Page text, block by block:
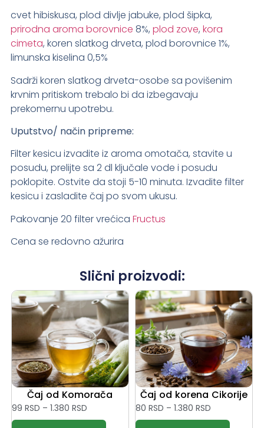
cvet hibiskusa, plod divlje jabuke, plod šipka,
prirodna aroma borovnice 8%, plod zove, kora
cimeta, koren slatkog drveta, plod borovnice 1%,
limunska kiselina 0,5%
Sadrži koren slatkog drveta-osobe sa povišenim
krvnim pritiskom trebalo bi da izbegavaju
prekomernu upotrebu.
Uputstvo/ način pripreme:
Filter kesicu izvadite iz aroma omotača, stavite u
posudu, prelijte sa 2 dl ključale vode i posudu
poklopite. Ostvite da stoji 5-10 minuta. Izvadite filter
kesicu i zasladite čaj po svom ukusu.
Pakovanje 20 filter vrećica Fructus
Cena se redovno ažurira
Slični proizvodi:
Čaj od Komorača
99 RSD – 1.380 RSD
Čaj od korena Cikorije
80 RSD – 1.380 RSD